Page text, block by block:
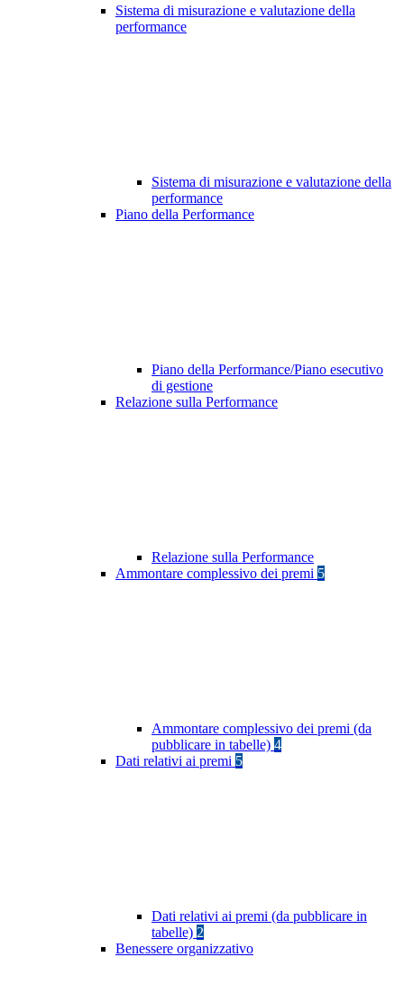
Sistema di misurazione e valutazione della
performance
Sistema di misurazione e valutazione della
performance
Piano della Performance
Piano della Performance/Piano esecutivo
di gestione
Relazione sulla Performance
Relazione sulla Performance
Ammontare complessivo dei premi 5
Ammontare complessivo dei premi (da
pubblicare in tabelle) 4
Dati relativi ai premi 5
Dati relativi ai premi (da pubblicare in
tabelle) 2
Benessere organizzativo